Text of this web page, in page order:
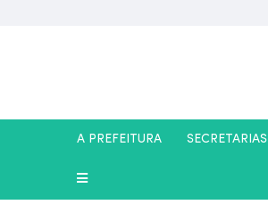
A PREFEITURA SECRETARIAS